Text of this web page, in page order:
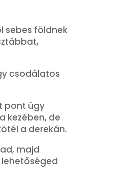
sebes földnek
csodálatos
pont úgy
kezében, de
a derekán.
majd
lehetőséged